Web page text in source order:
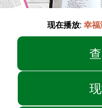
现在播放: 幸福